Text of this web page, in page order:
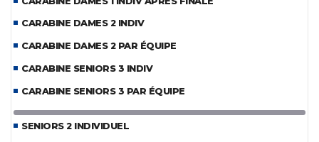
CARABINE DAMES 2 INDIV
CARABINE DAMES 2 PAR ÉQUIPE
CARABINE SENIORS 3 INDIV
CARABINE SENIORS 3 PAR ÉQUIPE
SENIORS 2 INDIVIDUEL